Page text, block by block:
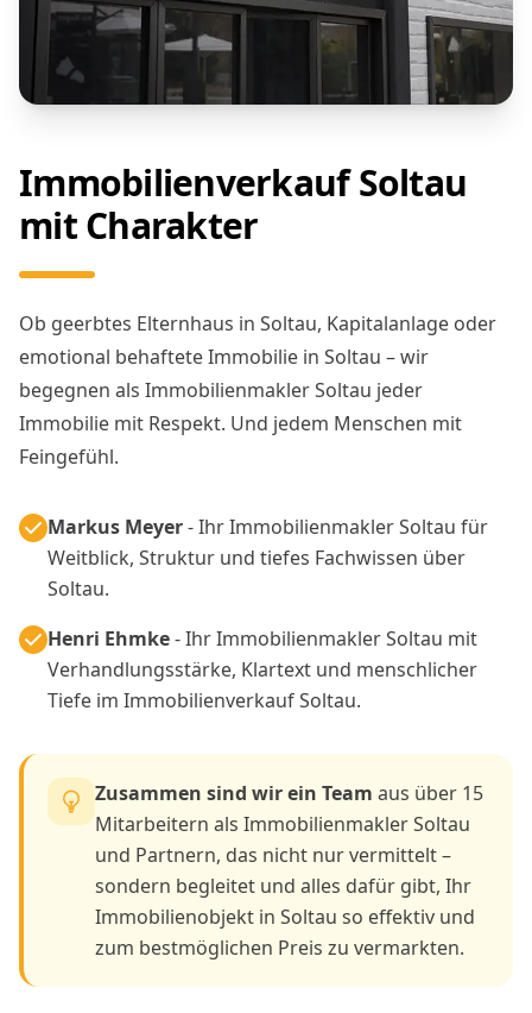
Immobilienverkauf Soltau
mit Charakter
Ob geerbtes Elternhaus in Soltau, Kapitalanlage oder
emotional behaftete Immobilie in Soltau – wir
begegnen als Immobilienmakler Soltau jeder
Immobilie mit Respekt. Und jedem Menschen mit
Feingefühl.
Markus Meyer- Ihr Immobilienmakler Soltau für
Weitblick, Struktur und tiefes Fachwissen über
Soltau.
Henri Ehmke- Ihr Immobilienmakler Soltau mit
Verhandlungsstärke, Klartext und menschlicher
Tiefe im Immobilienverkauf Soltau.
Zusammen sind wir ein Team aus über 15
Mitarbeitern als Immobilienmakler Soltau
und Partnern, das nicht nur vermittelt –
sondern begleitet und alles dafür gibt, Ihr
Immobilienobjekt in Soltau so effektiv und
zum bestmöglichen Preis zu vermarkten.